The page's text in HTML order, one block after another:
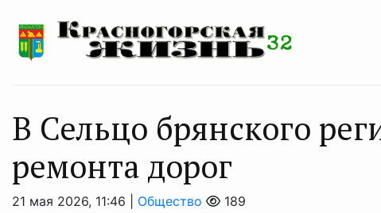
В Сельцо брянского
ремонта дорог
21 мая 2026, 11:46 | Общество 189